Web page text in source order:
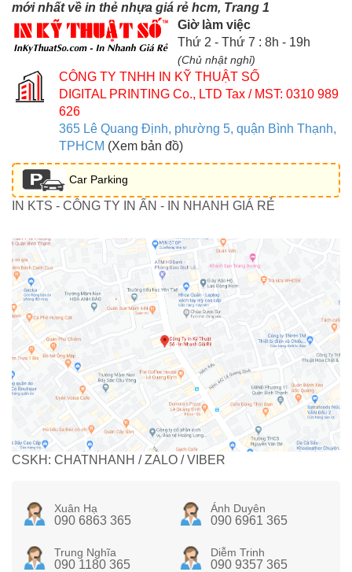
mới nhất về in thẻ nhựa giá rẻ hcm, Trang 1
Giờ làm việc
Thứ 2 - Thứ 7 : 8h - 19h
(Chủ nhật nghỉ)
CÔNG TY TNHH IN KỸ THUẬT SỐ
DIGITAL PRINTING Co., LTD Tax / MST: 0310 989
626
365 Lê Quang Định, phường 5, quận Bình Thạnh,
TPHCM (Xem bản đồ)
Car Parking
IN KTS - CÔNG TY IN ẤN - IN NHANH GIÁ RẺ
CSKH: CHATNHANH / ZALO / VIBER
Xuân Hạ
090 6863 365
Ánh Duyên
090 6961 365
Trung Nghĩa
090 1180 365
Diễm Trinh
090 9357 365